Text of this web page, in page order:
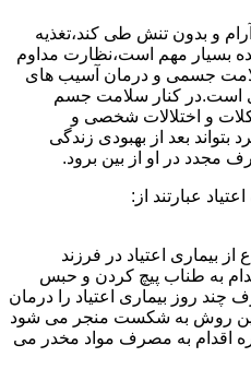
و بدون تنش طی کند،تغذیه
بسیار مهم است،نظارت مداوم
جسمی و درمان آسیب های
است.در کنار سلامت جسم
و اختلالات شخصی و
بتواند بعد از بهبودی زندگی
مجدد در او از بین برود.
عبارتند از:
بیماری اعتیاد در فرزند
به طناب پیچ کردن و حبس
روز بیماری اعتیاد را درمان
این روش به شکست منجر می شود
اقدام به مصرف مواد مخدر می